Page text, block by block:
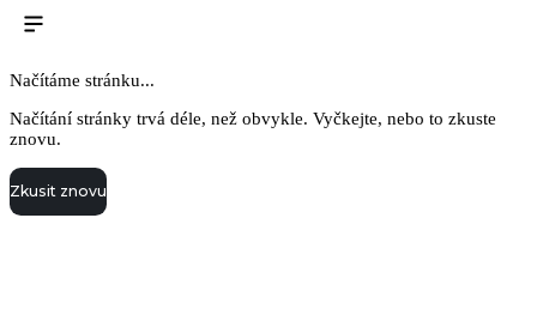
Načítáme stránku...
Načítání stránky trvá déle, než obvykle. Vyčkejte, nebo to zkuste
znovu.
Zkusit znovu